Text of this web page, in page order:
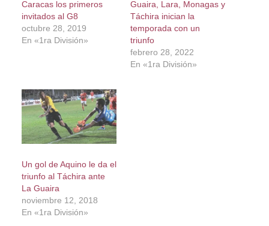
Caracas los primeros
invitados al G8
octubre 28, 2019
En «1ra División»
Guaira, Lara, Monagas y
Táchira inician la
temporada con un
triunfo
febrero 28, 2022
En «1ra División»
Un gol de Aquino le da el
triunfo al Táchira ante
La Guaira
noviembre 12, 2018
En «1ra División»